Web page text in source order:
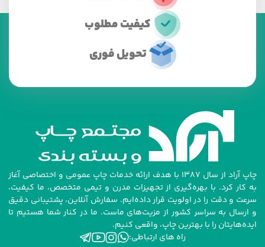
کیفیت مطلوب
تحویل فوری
چاپ آراد از سال ۱۳۸۷ با هدف ارائه خدمات چاپ عمومی و اختصاصی آغاز
به کار کرد. با بهره‌گیری از تجهیزات مدرن و تیمی متخصص، ما کیفیت،
سرعت و دقت را در اولویت قرار داده‌ایم. سفارش آنلاین، پشتیبانی دقیق
و ارسال به سراسر کشور از مزیت‌های ماست. ما در کنار شما هستیم تا
ایده‌هایتان را با بهترین چاپ، واقعی کنیم.
راه های ارتباطی: